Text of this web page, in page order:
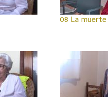
08 La